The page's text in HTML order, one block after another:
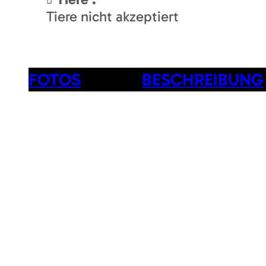
Tiere nicht akzeptiert
FOTOS BESCHREIBUNG